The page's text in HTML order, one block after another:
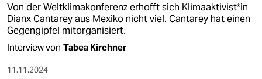
Von der Weltklimakonferenz erhofft sich Kli­ma­ak­ti­vis­t*in
Dianx Cantarey aus Mexiko nicht viel. Cantarey hat einen
Gegengipfel mitorganisiert.
Interview von Tabea Kirchner
11.11.2024